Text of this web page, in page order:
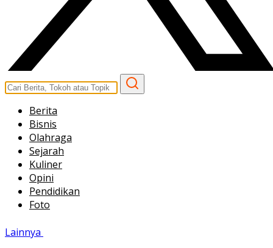
Berita
Bisnis
Olahraga
Sejarah
Kuliner
Opini
Pendidikan
Foto
Lainnya